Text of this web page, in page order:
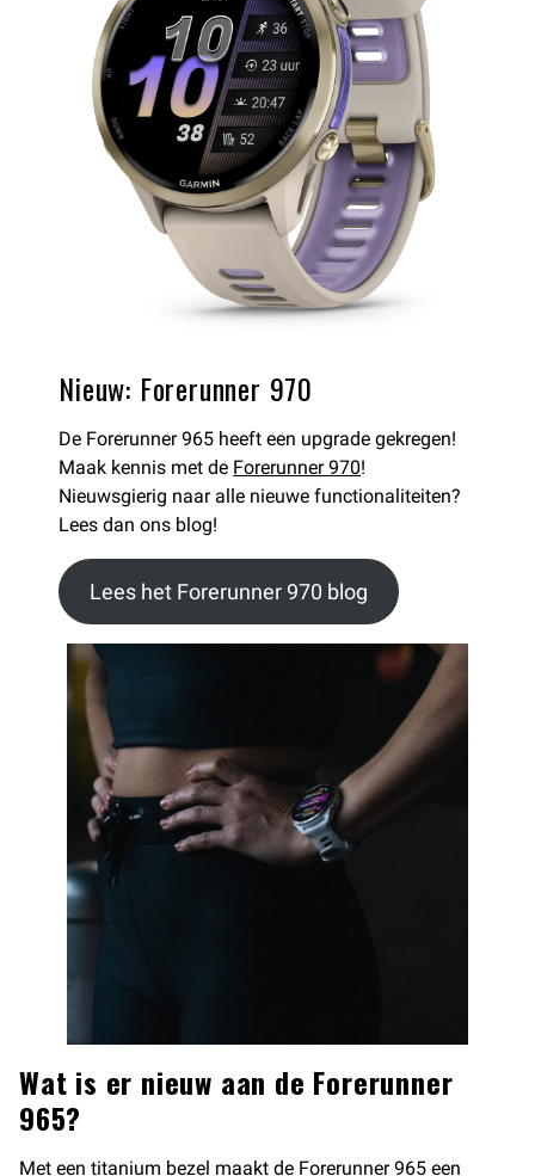
Nieuw: Forerunner 970
De Forerunner 965 heeft een upgrade gekregen!
Maak kennis met de Forerunner 970!
Nieuwsgierig naar alle nieuwe functionaliteiten?
Lees dan ons blog!
Lees het Forerunner 970 blog
Wat is er nieuw aan de Forerunner
965?
Met een titanium bezel maakt de Forerunner 965 een